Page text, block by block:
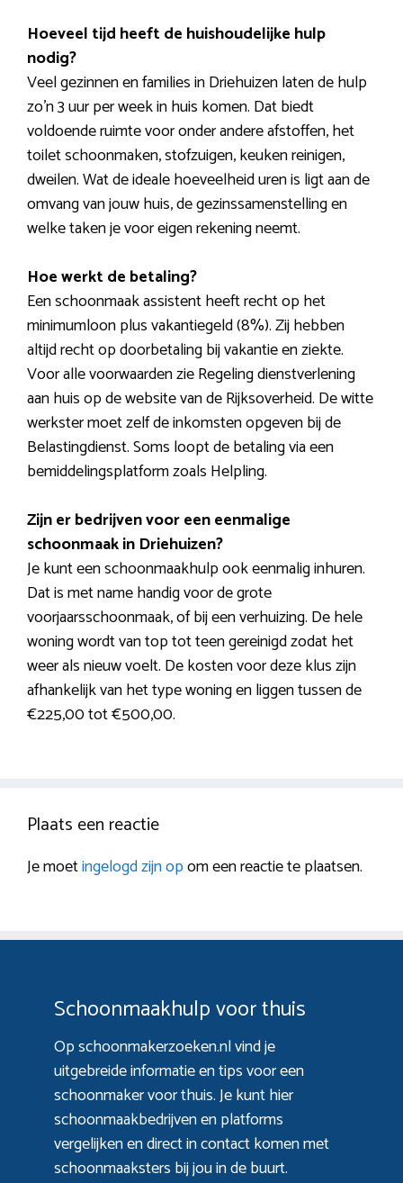
Hoeveel tijd heeft de huishoudelijke hulp
nodig?
Veel gezinnen en families in Driehuizen laten de hulp
zo’n 3 uur per week in huis komen. Dat biedt
voldoende ruimte voor onder andere afstoffen, het
toilet schoonmaken, stofzuigen, keuken reinigen,
dweilen. Wat de ideale hoeveelheid uren is ligt aan de
omvang van jouw huis, de gezinssamenstelling en
welke taken je voor eigen rekening neemt.
Hoe werkt de betaling?
Een schoonmaak assistent heeft recht op het
minimumloon plus vakantiegeld (8%). Zij hebben
altijd recht op doorbetaling bij vakantie en ziekte.
Voor alle voorwaarden zie Regeling dienstverlening
aan huis op de website van de Rijksoverheid. De witte
werkster moet zelf de inkomsten opgeven bij de
Belastingdienst. Soms loopt de betaling via een
bemiddelingsplatform zoals Helpling.
Zijn er bedrijven voor een eenmalige
schoonmaak in Driehuizen?
Je kunt een schoonmaakhulp ook eenmalig inhuren.
Dat is met name handig voor de grote
voorjaarsschoonmaak, of bij een verhuizing. De hele
woning wordt van top tot teen gereinigd zodat het
weer als nieuw voelt. De kosten voor deze klus zijn
afhankelijk van het type woning en liggen tussen de
€225,00 tot €500,00.
Plaats een reactie
Je moetingelogd zijn opom een reactie te plaatsen.
Schoonmaakhulp voor thuis
Op schoonmakerzoeken.nl vind je
uitgebreide informatie en tips voor een
schoonmaker voor thuis. Je kunt hier
schoonmaakbedrijven en platforms
vergelijken en direct in contact komen met
schoonmaaksters bij jou in de buurt.